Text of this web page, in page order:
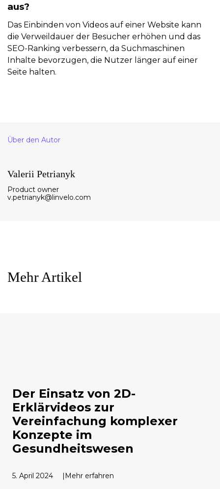
aus?
Das Einbinden von Videos auf einer Website kann
die Verweildauer der Besucher erhöhen und das
SEO-Ranking verbessern, da Suchmaschinen
Inhalte bevorzugen, die Nutzer länger auf einer
Seite halten.
Über den Autor
Valerii Petrianyk
Product owner
v.petrianyk@linvelo.com
Mehr Artikel
Der Einsatz von 2D-
Erklärvideos zur
Vereinfachung komplexer
Konzepte im
Gesundheitswesen
5. April 2024 Mehr erfahren